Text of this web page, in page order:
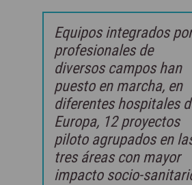
Equipos integrados por
profesionales de
diversos campos han
puesto en marcha, en
diferentes hospitales
Europa, 12 proyectos
piloto agrupados en
tres áreas con mayor
impacto socio-